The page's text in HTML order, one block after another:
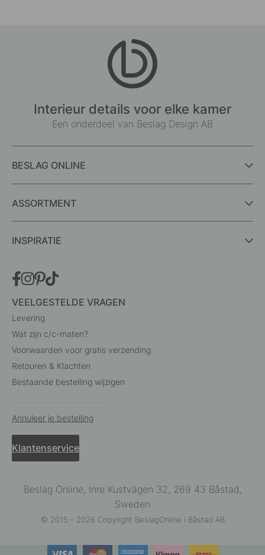
Interieur details voor elke kamer
Een onderdeel van Beslag Design AB
BESLAG ONLINE
ASSORTMENT
INSPIRATIE
VEELGESTELDE VRAGEN
Levering
Wat zijn c/c-maten?
Voorwaarden voor gratis verzending
Retouren & Klachten
Bestaande bestelling wijzigen
Annuleer je bestelling
Klantenservice
Beslag Online, Inre Kustvägen 32, 269 43 Båstad,
Sweden
© 2015 - 2026 Copyright BeslagOnline i Båstad AB